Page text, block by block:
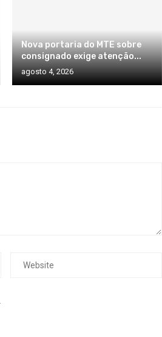
Nova portaria do MTE sobre
consignado exige atenção...
agosto 4, 2026